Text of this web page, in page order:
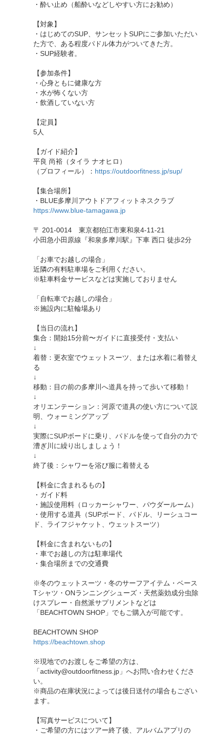
・酔い止め（船酔いなどしやすい方にお勧め）
【対象】
・はじめてのSUP、サンセットSUPにご参加いただい
た方で、ある程度パドル体力がついてきた方。
・SUP経験者。
【参加条件】
・心身ともに健康な方
・水が怖くない方
・飲酒していない方
【定員】
5人
【ガイド紹介】
平良 尚裕（タイラ ナオヒロ）
（プロフィール）： https://outdoorfitness.jp/sup/
【集合場所】
・BLUE多摩川アウトドアフィットネスクラブ
https://www.blue-tamagawa.jp
〒 201-0014 東京都狛江市東和泉4-11-21
小田急小田原線『和泉多摩川駅』下車 西口 徒歩2分
「お車でお越しの場合」
近隣の有料駐車場をご利用ください。
※駐車料金サービスなどは実施しておりません
「自転車でお越しの場合」
※施設内に駐輪場あり
【当日の流れ】
集合：開始15分前〜ガイドに直接受付・支払い
↓
着替：更衣室でウェットスーツ、または水着に着替え
る
↓
移動：目の前の多摩川へ道具を持って歩いて移動！
↓
オリエンテーション：河原で道具の使い方について説
明、ウォーミングアップ
↓
実際にSUPボードに乗り、パドルを使って自分の力で
漕ぎ川に繰り出しましょう！
↓
終了後：シャワーを浴び服に着替える
【料金に含まれるもの】
・ガイド料
・施設使用料（ロッカーシャワー、パウダールーム）
・使用する道具（SUPボード、パドル、リーシュコー
ド、ライフジャケット、ウェットスーツ）
【料金に含まれないもの】
・車でお越しの方は駐車場代
・集合場所までの交通費
※冬のウェットスーツ・冬のサーフアイテム・ベース
Tシャツ・ONランニングシューズ・天然薬効成分虫除
けスプレー・自然派サプリメントなどは
「BEACHTOWN SHOP」でもご購入が可能です。
BEACHTOWN SHOP
https://beachtown.shop
※現地でのお渡しをご希望の方は、
「activity@outdoorfitness.jp」へお問い合わせくださ
い。
※商品の在庫状況によっては後日送付の場合もござい
ます。
【写真サービスについて】
・ご希望の方にはツアー終了後、アルバムアプリの